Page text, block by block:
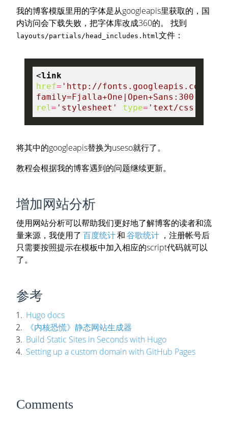
我的博客模版里用的字体是从googleapis里获取的，国
内访问会下载失败，把字体库改成360的。 找到
layouts/partials/head_includes.html文件：
<link
href= 'http://fonts.googleapis.com/
family=Fjalla+One|Open+Sans:300'
rel= 'stylesheet' type= 'text/css'
将其中的googleapis替换为useso就行了。
教程会根据我的博客遇到的问题继续更新。
增加网站分析
使用网站分析可以帮助我们更好地了解博客的读者和流
量来源，我使用了 百度统计和谷歌统计 ，注册帐号后
只需要按照提示在模板中加入相应的script代码就可以
了。
参考
Hugo docs
《内核恐慌》静态网站生成器
Build Static Sites in Seconds with Hugo
Setting up a custom domain with GitHub Pages
Comments